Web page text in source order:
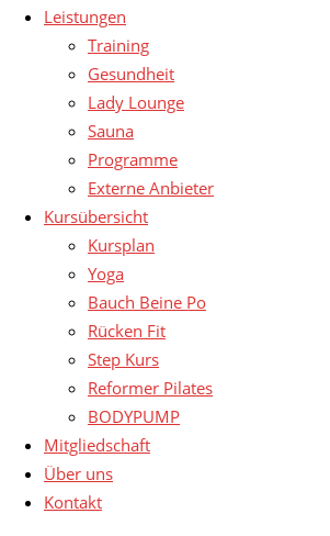
Leistungen
Training
Gesundheit
Lady Lounge
Sauna
Programme
Externe Anbieter
Kursübersicht
Kursplan
Yoga
Bauch Beine Po
Rücken Fit
Step Kurs
Reformer Pilates
BODYPUMP
Mitgliedschaft
Über uns
Kontakt